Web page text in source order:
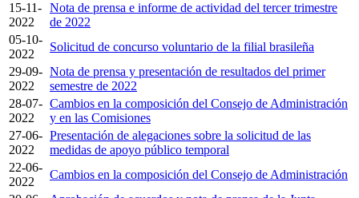
15-11-
2022
Nota de prensa e informe de actividad del tercer trimestre
de 2022
05-10-
2022
Solicitud de concurso voluntario de la filial brasileña
29-09-
2022
Nota de prensa y presentación de resultados del primer
semestre de 2022
28-07-
2022
Cambios en la composición del Consejo de Administración
y en las Comisiones
27-06-
2022
Presentación de alegaciones sobre la solicitud de las
medidas de apoyo público temporal
22-06-
2022
Cambios en la composición del Consejo de Administración